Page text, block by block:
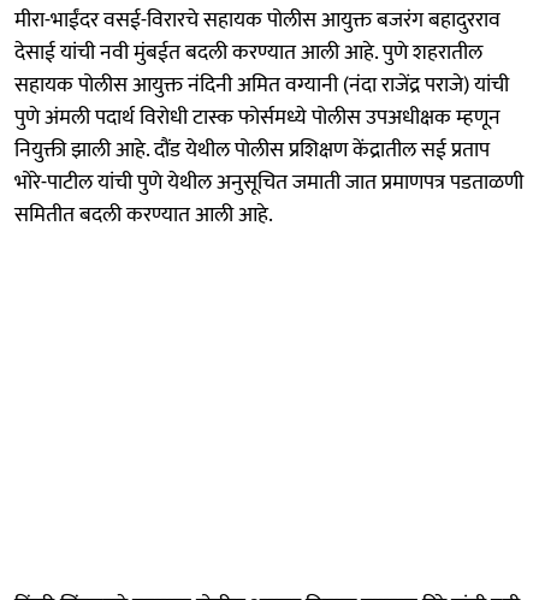
मीरा-भाईंदर वसई-विरारचे सहायक पोलीस आयुक्त बजरंग बहादुरराव
देसाई यांची नवी मुंबईत बदली करण्यात आली आहे. पुणे शहरातील
सहायक पोलीस आयुक्त नंदिनी अमित वग्यानी (नंदा राजेंद्र पराजे) यांची
पुणे अंमली पदार्थ विरोधी टास्क फोर्समध्ये पोलीस उपअधीक्षक म्हणून
नियुक्ती झाली आहे. दौंड येथील पोलीस प्रशिक्षण केंद्रातील सई प्रताप
भोरे-पाटील यांची पुणे येथील अनुसूचित जमाती जात प्रमाणपत्र पडताळणी
समितीत बदली करण्यात आली आहे.